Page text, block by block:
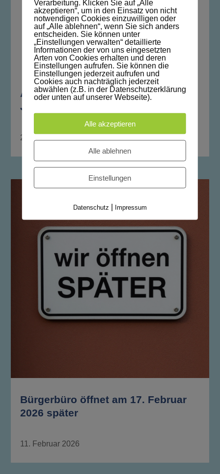
Aufruf für ein Freiwilliges Soziales
Jahr in der VG Kranichfeld
26. März 2026
Bürgerbüro öffnet am 17. Februar
2026 später
11. Februar 2026
Verarbeitung. Klicken Sie auf „Alle
akzeptieren“, um in den Einsatz von nicht
notwendigen Cookies einzuwilligen oder
auf „Alle ablehnen“, wenn Sie sich anders
entscheiden. Sie können unter
„Einstellungen verwalten“ detaillierte
Informationen der von uns eingesetzten
Arten von Cookies erhalten und deren
Einstellungen aufrufen. Sie können die
Einstellungen jederzeit aufrufen und
Cookies auch nachträglich jederzeit
abwählen (z.B. in der Datenschutzerklärung
oder unten auf unserer Webseite).
Alle akzeptieren
Alle ablehnen
Einstellungen
Datenschutz | Impressum